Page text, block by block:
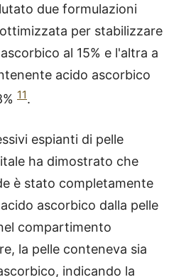
due formulazioni
per stabilizzare
al 15% e l'altra a
acido ascorbico
11.
espianti di pelle
ha dimostrato che
è stato completamente
ascorbico dalla pelle
compartimento
la pelle conteneva sia
indicando la